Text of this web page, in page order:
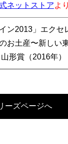
ネットストアよ
ン2013」エクセ
お土産〜新しい
形賞（2016年）
ーズページへ